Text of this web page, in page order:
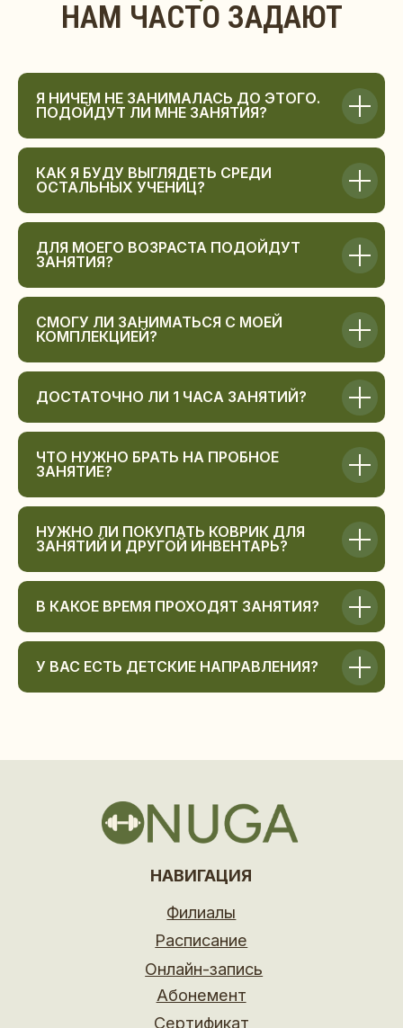
Я НИЧЕМ НЕ ЗАНИМАЛАСЬ ДО ЭТОГО.
ПОДОЙДУТ ЛИ МНЕ ЗАНЯТИЯ?
КАК Я БУДУ ВЫГЛЯДЕТЬ СРЕДИ
ОСТАЛЬНЫХ УЧЕНИЦ?
ДЛЯ МОЕГО ВОЗРАСТА ПОДОЙДУТ
ЗАНЯТИЯ?
СМОГУ ЛИ ЗАНИМАТЬСЯ С МОЕЙ
КОМПЛЕКЦИЕЙ?
ДОСТАТОЧНО ЛИ 1 ЧАСА ЗАНЯТИЙ?
ЧТО НУЖНО БРАТЬ НА ПРОБНОЕ
ЗАНЯТИЕ?
НУЖНО ЛИ ПОКУПАТЬ КОВРИК ДЛЯ
ЗАНЯТИЙ И ДРУГОЙ ИНВЕНТАРЬ?
В КАКОЕ ВРЕМЯ ПРОХОДЯТ ЗАНЯТИЯ?
У ВАС ЕСТЬ ДЕТСКИЕ НАПРАВЛЕНИЯ?